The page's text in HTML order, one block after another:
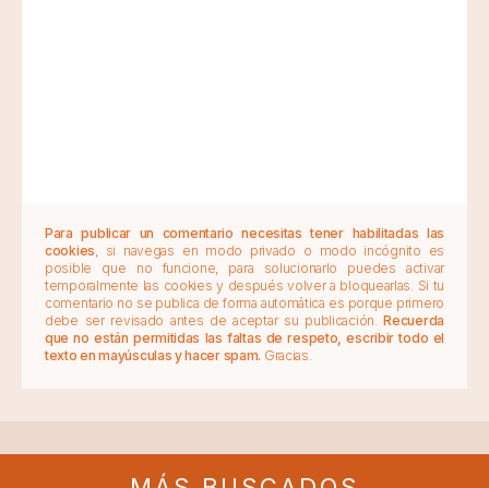
Para publicar un comentario necesitas tener habilitadas las
cookies , si navegas en modo privado o modo incógnito es
posible que no funcione, para solucionarlo puedes activar
temporalmente las cookies y después volver a bloquearlas. Si tu
comentario no se publica de forma automática es porque primero
debe ser revisado antes de aceptar su publicación.Recuerda
que no están permitidas las faltas de respeto, escribir todo el
texto en mayúsculas y hacer spam. Gracias.